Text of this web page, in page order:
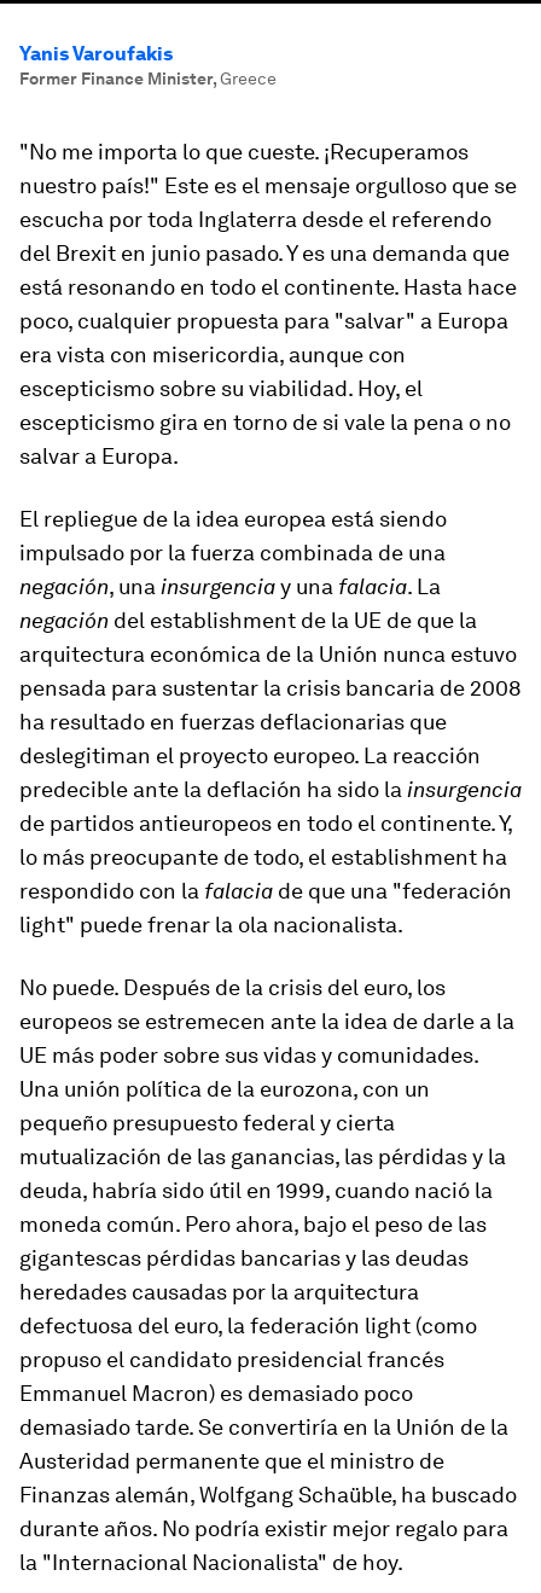
Yanis Varoufakis
Former Finance Minister,Greece
"No me importa lo que cueste. ¡Recuperamos
nuestro país!" Este es el mensaje orgulloso que se
escucha por toda Inglaterra desde el referendo
del Brexit en junio pasado. Y es una demanda que
está resonando en todo el continente. Hasta hace
poco, cualquier propuesta para "salvar" a Europa
era vista con misericordia, aunque con
escepticismo sobre su viabilidad. Hoy, el
escepticismo gira en torno de si vale la pena o no
salvar a Europa.
El repliegue de la idea europea está siendo
impulsado por la fuerza combinada de una
negación, una insurgenciay una falacia. La
negación del establishment de la UE de que la
arquitectura económica de la Unión nunca estuvo
pensada para sustentar la crisis bancaria de 2008
ha resultado en fuerzas deflacionarias que
deslegitiman el proyecto europeo. La reacción
predecible ante la deflación ha sido la insurgencia
de partidos antieuropeos en todo el continente. Y,
lo más preocupante de todo, el establishment ha
respondido con la falacia de que una "federación
light" puede frenar la ola nacionalista.
No puede. Después de la crisis del euro, los
europeos se estremecen ante la idea de darle a la
UE más poder sobre sus vidas y comunidades.
Una unión política de la eurozona, con un
pequeño presupuesto federal y cierta
mutualización de las ganancias, las pérdidas y la
deuda, habría sido útil en 1999, cuando nació la
moneda común. Pero ahora, bajo el peso de las
gigantescas pérdidas bancarias y las deudas
heredades causadas por la arquitectura
defectuosa del euro, la federación light (como
propuso el candidato presidencial francés
Emmanuel Macron) es demasiado poco
demasiado tarde. Se convertiría en la Unión de la
Austeridad permanente que el ministro de
Finanzas alemán, Wolfgang Schaüble, ha buscado
durante años. No podría existir mejor regalo para
la "Internacional Nacionalista" de hoy.